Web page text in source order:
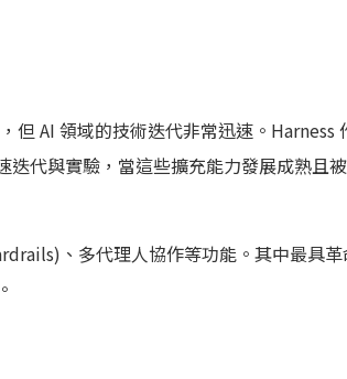
但 AI 領域的技術迭代非常迅速。Harness
代與實驗，當這些擴充能力發展成熟且被
、多代理人協作等功能。其中最具